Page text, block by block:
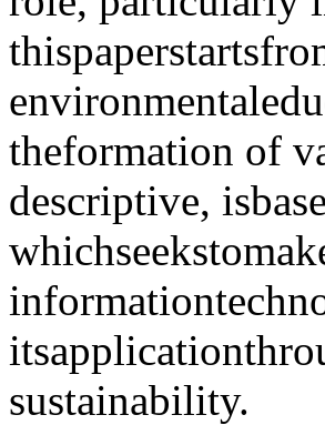
theformation of
descriptive,
sustainability.